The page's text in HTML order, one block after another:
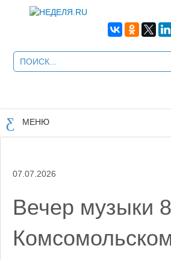
МЕНЮ
07.07.2026
Вечер музыки